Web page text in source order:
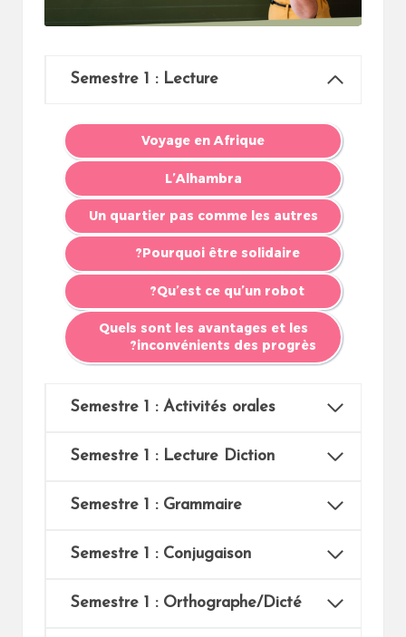
Semestre 1 : Lecture
Voyage en Afrique
L’Alhambra
Un quartier pas comme les autres
Pourquoi être solidaire?
Qu’est ce qu’un robot?
Quels sont les avantages et les
inconvénients des progrès?
Semestre 1 : Activités orales
Semestre 1 : Lecture Diction
Semestre 1 : Grammaire
Semestre 1 : Conjugaison
Semestre 1 : Orthographe/Dicté